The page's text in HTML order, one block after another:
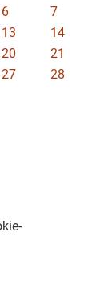
6
7
13
14
20
21
27
28